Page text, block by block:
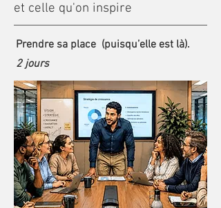
et celle qu'on inspire
Prendre sa place (puisqu’elle est là).
2 jours